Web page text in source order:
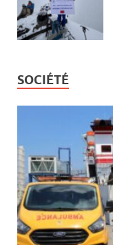
SOCIÉTÉ